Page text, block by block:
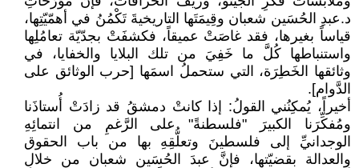
د.عبدِ الحُسَين شعبان وقِيمَتَها التاريخيةَ تَكْمُنُ في أهمّيّتِها،
قياساً بغيرها، فقد غاصَتْ عميقاً، فكشفَتْ بجدّيّة تعامُلِها
واستنباطها كُلَّ ما خَفِيَ من تلك البلايا والخفايا، في
وثائقها الخَطِرَة، التي ستحملُ اسمَها [حرب الوثائق على
الدَّوام].
أخيراً، يُمكِنُني القولُ: إذا كانتْ دمشقُ قد زادَتْ أُستاذَنا
ومُفكِّرَنا الكبيرَ "فلسطنةً" على الرَّغمِ من انتمائِهِ
الوجدانيِّ إلى فلسطينَ وتعلُّقِهِ بها من باب الحقوق
والعدالة بقضيّتها، فإنَّ عبدَ الحُسَين شعبان من خلالِ